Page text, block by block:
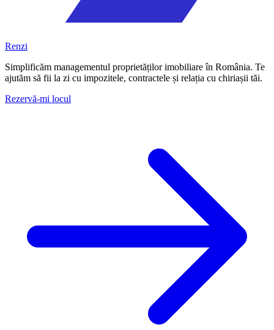
Renzi
Simplificăm managementul proprietăților imobiliare în România. Te
ajutăm să fii la zi cu impozitele, contractele și relația cu chiriașii tăi.
Rezervă-mi locul